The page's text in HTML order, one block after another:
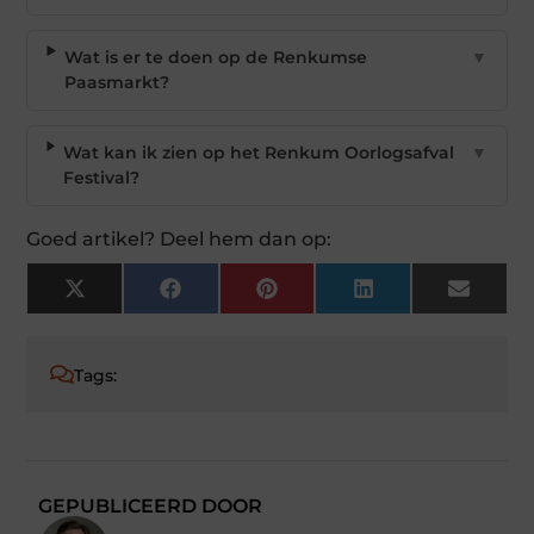
Wat is er te doen op de Renkumse
Paasmarkt?
▼
Wat kan ik zien op het Renkum Oorlogsafval
Festival?
▼
Goed artikel? Deel hem dan op:
X
(Twitter)
Facebook Pinterest LinkedIn Email
Tags:
GEPUBLICEERD DOOR